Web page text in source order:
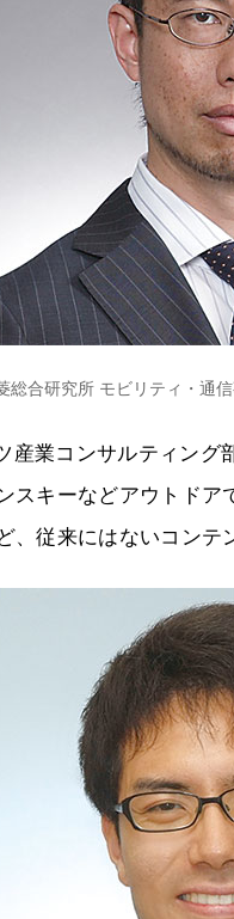
総合研究所 モビリティ・通
産業コンサルティン
スキーなどアウトド
、従来にはないコンテ